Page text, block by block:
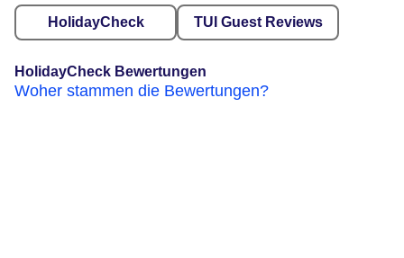
HolidayCheck TUI Guest Reviews
HolidayCheck Bewertungen
Woher stammen die Bewertungen?